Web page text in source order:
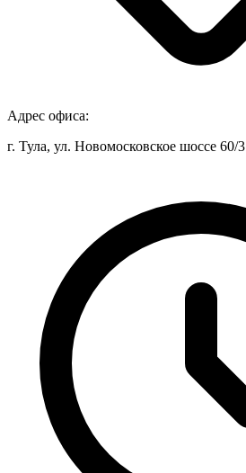
Адрес офиса:
г. Тула, ул. Новомосковское шоссе 60/3